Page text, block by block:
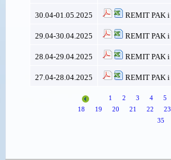
30.04-01.05.2025 REMIT PAK i
29.04-30.04.2025 REMIT PAK i
28.04-29.04.2025 REMIT PAK i
27.04-28.04.2025 REMIT PAK i
1 2 3 4 5
18
19 20 21 22 23
35